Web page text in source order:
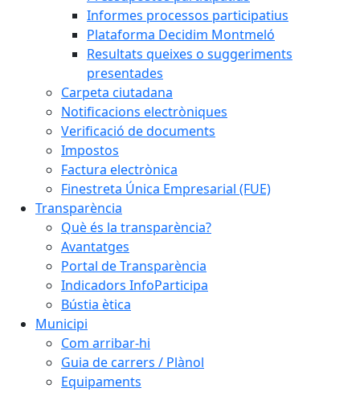
Informes processos participatius
Plataforma Decidim Montmeló
Resultats queixes o suggeriments
presentades
Carpeta ciutadana
Notificacions electròniques
Verificació de documents
Impostos
Factura electrònica
Finestreta Única Empresarial (FUE)
Transparència
Què és la transparència?
Avantatges
Portal de Transparència
Indicadors InfoParticipa
Bústia ètica
Municipi
Com arribar-hi
Guia de carrers / Plànol
Equipaments